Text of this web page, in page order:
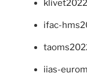
ifac-
iias-